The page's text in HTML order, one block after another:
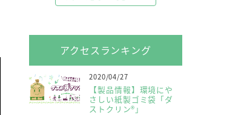
アクセスランキング
2020/04/27
【製品情報】環境にや
さしい紙製ゴミ袋「ダ
ストクリン®」